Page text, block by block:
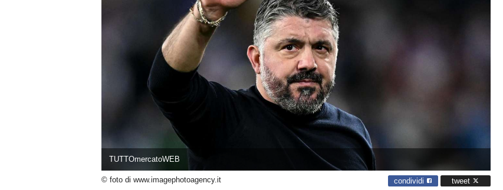
TUTTOmercatoWEB
© foto di www.imagephotoagency.it condividi tweet